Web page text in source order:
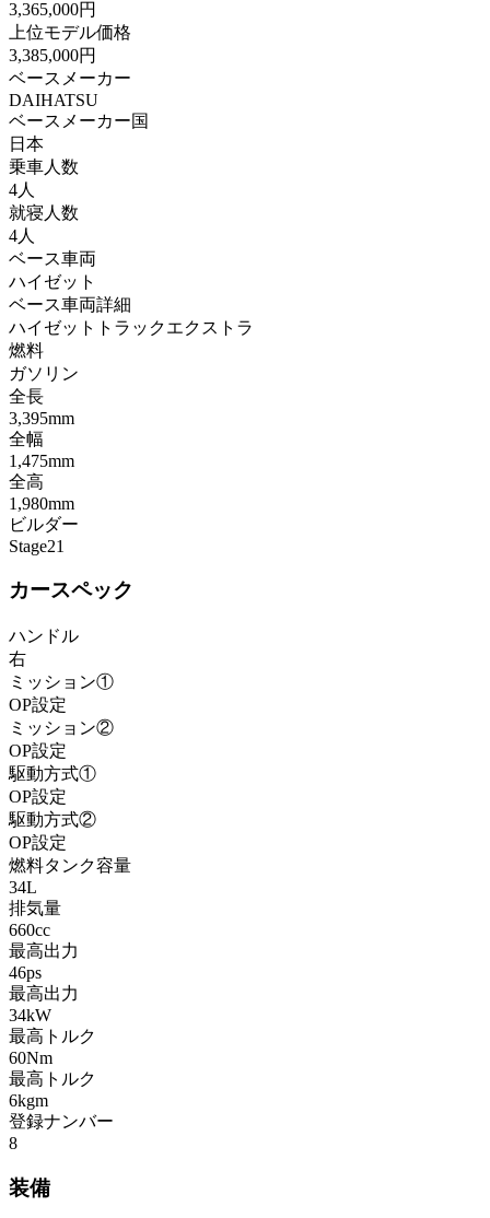
3,365,000円
上位モデル価格
3,385,000円
ベースメーカー
DAIHATSU
ベースメーカー国
日本
乗車人数
4人
就寝人数
4人
ベース車両
ハイゼット
ベース車両詳細
ハイゼットトラックエクストラ
燃料
ガソリン
全長
3,395mm
全幅
1,475mm
全高
1,980mm
ビルダー
Stage21
カースペック
ハンドル
右
ミッション①
OP設定
ミッション②
OP設定
駆動方式①
OP設定
駆動方式②
OP設定
燃料タンク容量
34L
排気量
660cc
最高出力
46ps
最高出力
34kW
最高トルク
60Nm
最高トルク
6kgm
登録ナンバー
8
装備